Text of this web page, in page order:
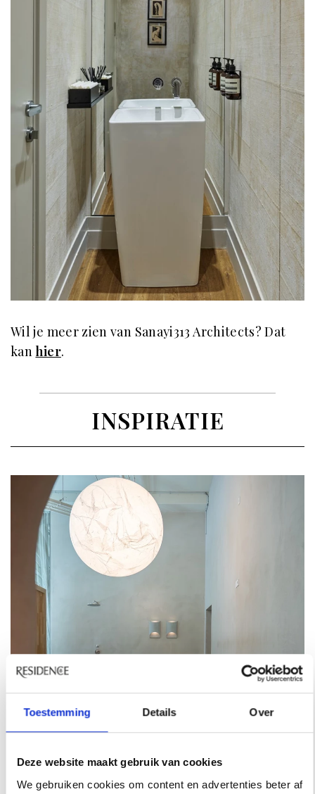
Toestemming Details Over
Deze website maakt gebruik van cookies
We gebruiken cookies om content en advertenties beter af
Wil je meer zien van Sanayi313 Architects? Dat
kan hier.
INSPIRATIE
HOTSPOTS